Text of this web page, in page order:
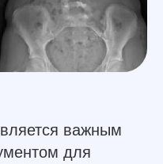
важным
для